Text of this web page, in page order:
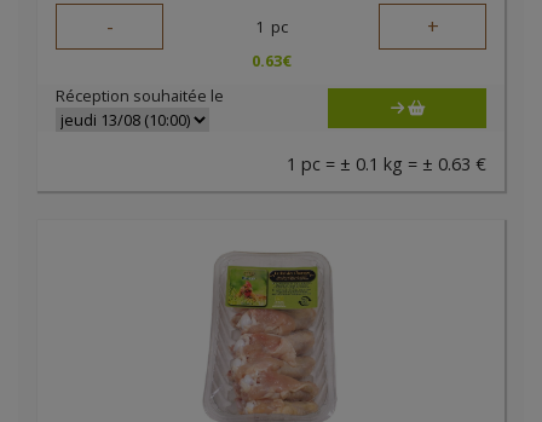
- 1 pc +
0.63€
Réception souhaitée le
1 pc = ± 0.1 kg = ± 0.63 €